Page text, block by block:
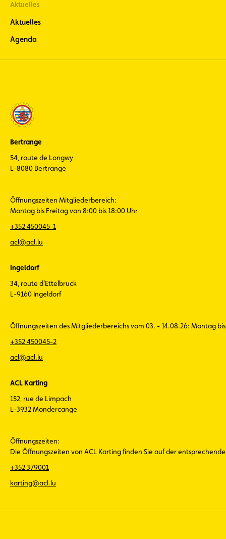
Aktuelles
Aktuelles
Agenda
Bertrange
54, route de Longwy
L-8080 Bertrange
Öffnungszeiten Mitgliederbereich:
Montag bis Freitag von 8:00 bis 18:00 Uhr
+352 450045-1
acl@acl.lu
Ingeldorf
34, route d'Ettelbruck
L-9160 Ingeldorf
Öffnungszeiten des Mitgliederbereichs vom 03. - 14.08.26: Montag
+352 450045-2
acl@acl.lu
ACL Karting
152, rue de Limpach
L-3932 Mondercange
Öffnungszeiten:
Die Öffnungszeiten von ACL Karting finden Sie auf der
+352 379001
karting@acl.lu